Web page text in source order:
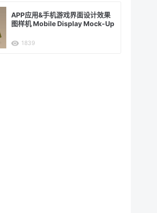
APP应用&手机游戏界面设计效果
图样机 Mobile Display Mock-Up
1839